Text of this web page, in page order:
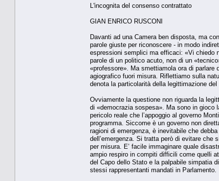
L'incognita del consenso contrattato
GIAN ENRICO RUSCONI
Davanti ad una Camera ben disposta, ma
parole giuste per riconoscere - in modo
espressioni semplici ma efficaci: «Vi chiedo
parole di un politico acuto, non di un
«professore». Ma smettiamola ora di
agiografico fuori misura. Riflettiamo sulla
denota la particolarità della legittimazione
Ovviamente la questione non riguarda la
di «democrazia sospesa». Ma sono in
pericolo reale che l’appoggio al governo
programma. Siccome è un governo non
ragioni di emergenza, è inevitabile che
dell’emergenza. Si tratta però di evitare
per misura. E’ facile immaginare quale
ampio respiro in compiti difficili come quelli
del Capo dello Stato e la palpabile simpatia
stessi rappresentanti mandati in Parlamento.